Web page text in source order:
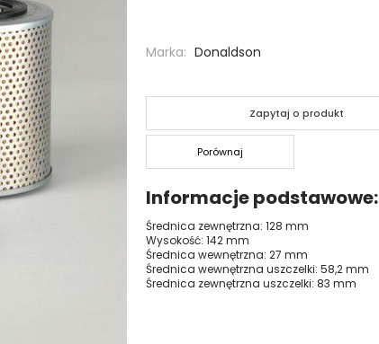
Marka Donaldson
Informacje podstawowe
Średnica zewnętrzna: 128 mm
Wysokość: 142 mm
Średnica wewnętrzna: 27 mm
Średnica wewnętrzna uszczelki: 58,2 mm
Średnica zewnętrzna uszczelki: 83 mm
Zapytaj o produkt
Porównaj